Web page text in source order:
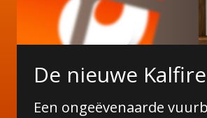
Gazco
Alsof het echt is!
De nieuwe
Een ongeëvenaarde